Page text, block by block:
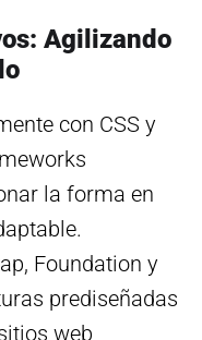
Agilizando
con CSS y
la forma en
Foundation y
prediseñadas
web